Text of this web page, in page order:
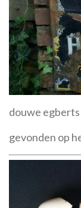
douwe
gevonden op